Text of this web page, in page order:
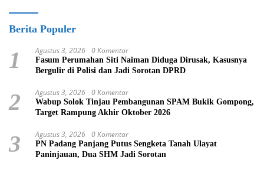
Berita Populer
1 Agustus 3, 2026 0 Komentar
Fasum Perumahan Siti Naiman Diduga Dirusak, Kasusnya
Bergulir di Polisi dan Jadi Sorotan DPRD
2 Agustus 3, 2026 0 Komentar
Wabup Solok Tinjau Pembangunan SPAM Bukik Gompong,
Target Rampung Akhir Oktober 2026
3 Agustus 3, 2026 0 Komentar
PN Padang Panjang Putus Sengketa Tanah Ulayat
Paninjauan, Dua SHM Jadi Sorotan